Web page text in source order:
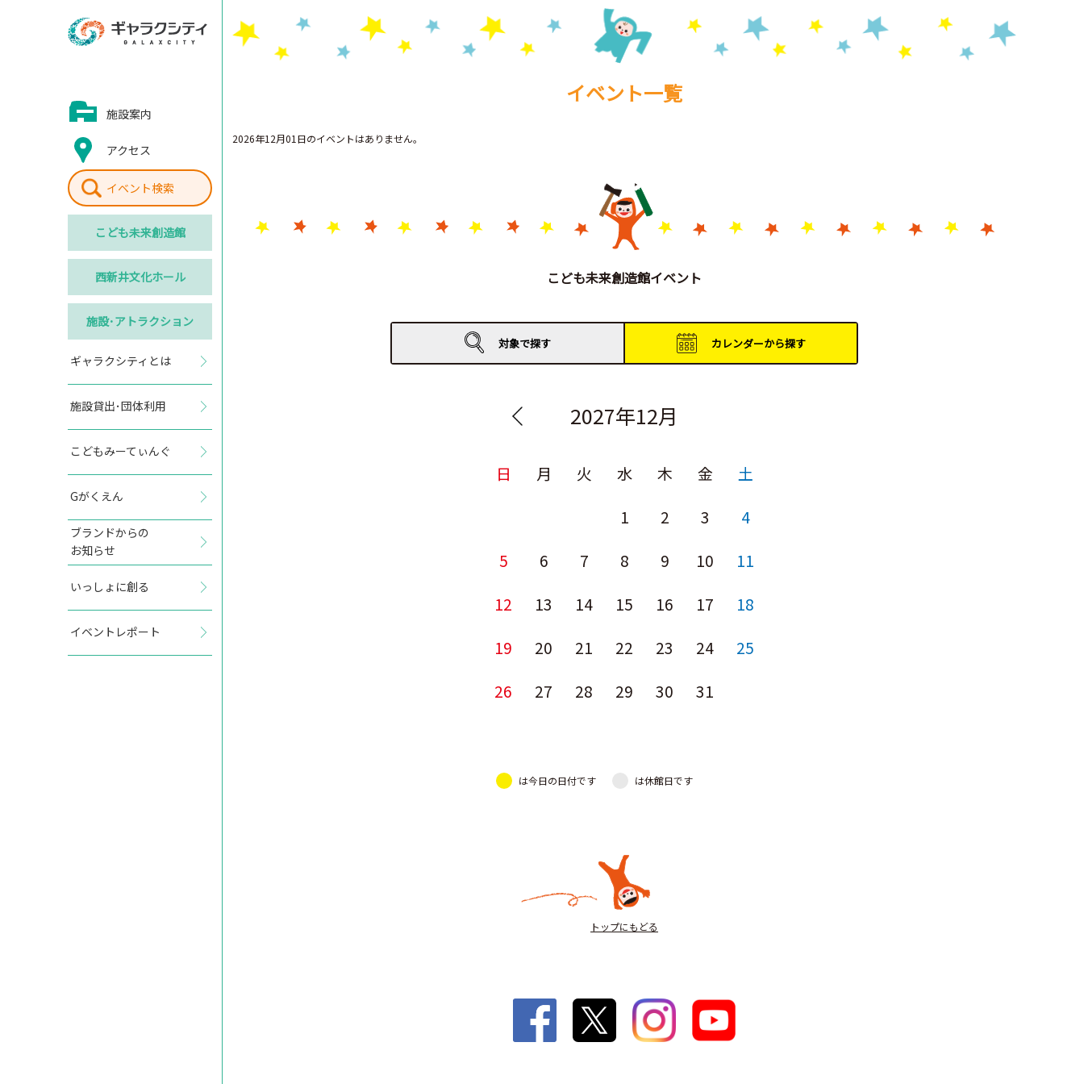
施設案内
アクセス
イベント検索
こども未来創造館
西新井文化ホール
施設･アトラクション
ギャラクシティとは
施設貸出･団体利用
こどもみーてぃんぐ
Gがくえん
ブランドからの
お知らせ
いっしょに創る
イベントレポート
イベント一覧
2026年12月01日のイベントはありません。
こども未来創造館イベント
対象で探す カレンダーから探す
2027年11月
月 火 水 木
1
2 3 4
8 9 10 11
2027年12月
日 月 火 水 木 金
土
1
2 3
4
5
6 7 8 9 10
11
12
13 14 15 16 17
18
19
20 21 22 23 24
25
26
27 28 29 30 31
は今日の日付です は休館日です
トップにもどる